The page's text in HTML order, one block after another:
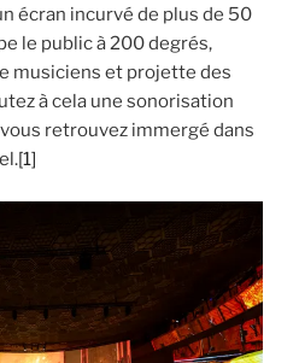
écran incurvé de plus de 50
le public à 200 degrés,
musiciens et projette des
à cela une sonorisation
retrouvez immergé dans
[1]